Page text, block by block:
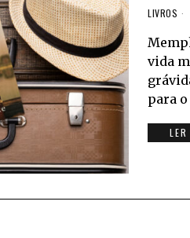
LIVROS
vida
para